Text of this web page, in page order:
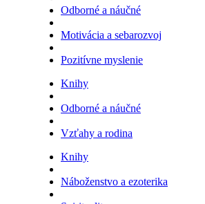
Odborné a náučné
Motivácia a sebarozvoj
Pozitívne myslenie
Knihy
Odborné a náučné
Vzťahy a rodina
Knihy
Náboženstvo a ezoterika